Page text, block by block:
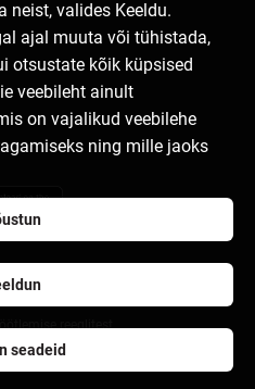
neist, valides Keeldu.
ajal muuta või tühistada,
otsustate kõik küpsised
veebileht ainult
on vajalikud veebilehe
ning mille jaoks
seadeid
Kasutustingimused